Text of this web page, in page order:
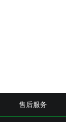
售后服务